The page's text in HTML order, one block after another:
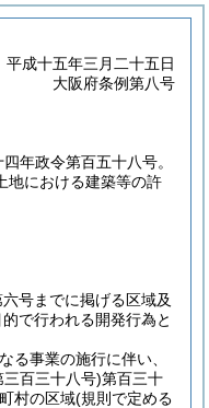
平成十五年三月二十五日
大阪府条例第八号
年政令第百五十八号。
地における建築等の許
号までに掲げる区域及
で行われる開発行為と
る事業の施行に伴い、
百三十八号)第百三十
村の区域(規則で定める